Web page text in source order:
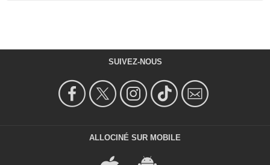
SUIVEZ-NOUS
ALLOCINÉ SUR MOBILE